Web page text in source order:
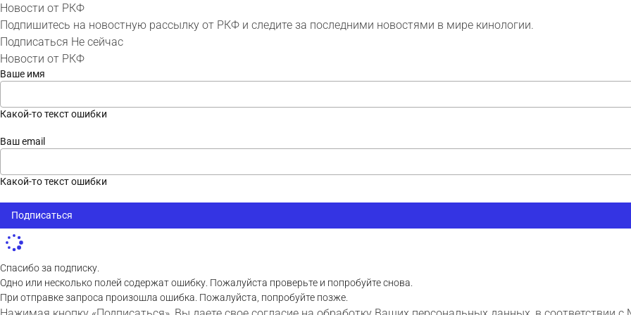
Новости от РКФ
Подпишитесь на новостную рассылку от РКФ и следите за последними новостями в мире кинологии.
Подписаться Не сейчас
Новости от РКФ
Ваше имя
Какой-то текст ошибки
Ваш email
Какой-то текст ошибки
Подписаться
Спасибо за подписку.
Одно или несколько полей содержат ошибку. Пожалуйста проверьте и попробуйте снова.
При отправке запроса произошла ошибка. Пожалуйста, попробуйте позже.